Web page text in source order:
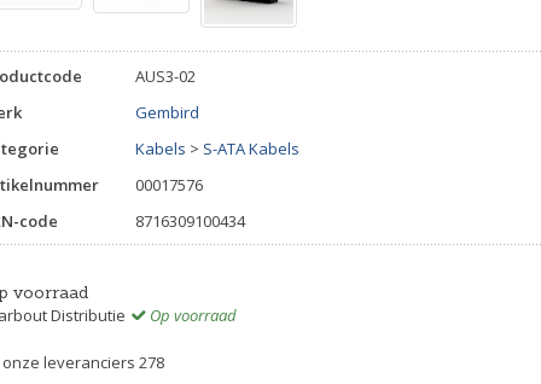
AUS3-02
Gembird
Kabels > S-ATA Kabels
00017576
code
8716309100434
voorraad
Distributie
Op voorraad
onze leveranciers 278